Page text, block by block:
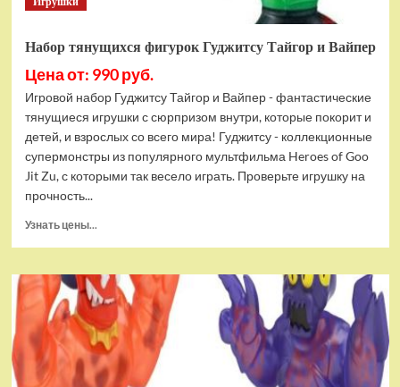
Набор тянущихся фигурок Гуджитсу Тайгор и Вайпер
Цена от: 990 руб.
Игровой набор Гуджитсу Тайгор и Вайпер - фантастические
тянущиеся игрушки с сюрпризом внутри, которые покорит и
детей, и взрослых со всего мира! Гуджитсу - коллекционные
супермонстры из популярного мультфильма Heroes of Goo
Jit Zu, с которыми так весело играть. Проверьте игрушку на
прочность...
Узнать цены...
Набор
тянущихся
фигурок
Гуджитсу
Тайгор
и
Вайпер